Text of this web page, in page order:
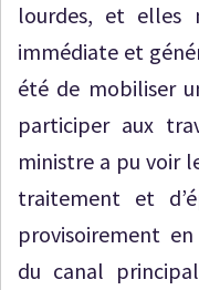
lourdes, et elles
immédiate et
été de mobiliser
participer aux
ministre a pu voir
traitement et
provisoirement
du canal